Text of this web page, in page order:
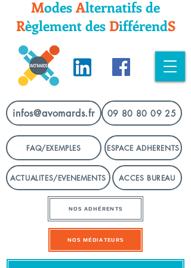
ModesAlternatifsde
Règlement desDifférendS
infos@avomards.fr 09 80 80 09 25
FAQ/EXEMPLES ESPACE ADHERENTS
ACTUALITES/EVENEMENTS ACCES BUREAU
NOS ADHÉRENTS
NOS MÉDIATEURS